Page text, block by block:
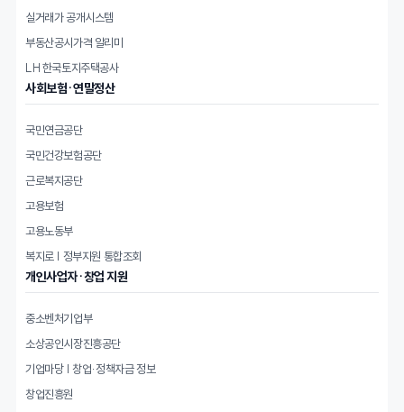
실거래가 공개시스템
부동산공시가격 알리미
LH 한국토지주택공사
사회보험·연말정산
국민연금공단
국민건강보험공단
근로복지공단
고용보험
고용노동부
복지로 | 정부지원 통합조회
개인사업자·창업 지원
중소벤처기업부
소상공인시장진흥공단
기업마당 | 창업·정책자금 정보
창업진흥원